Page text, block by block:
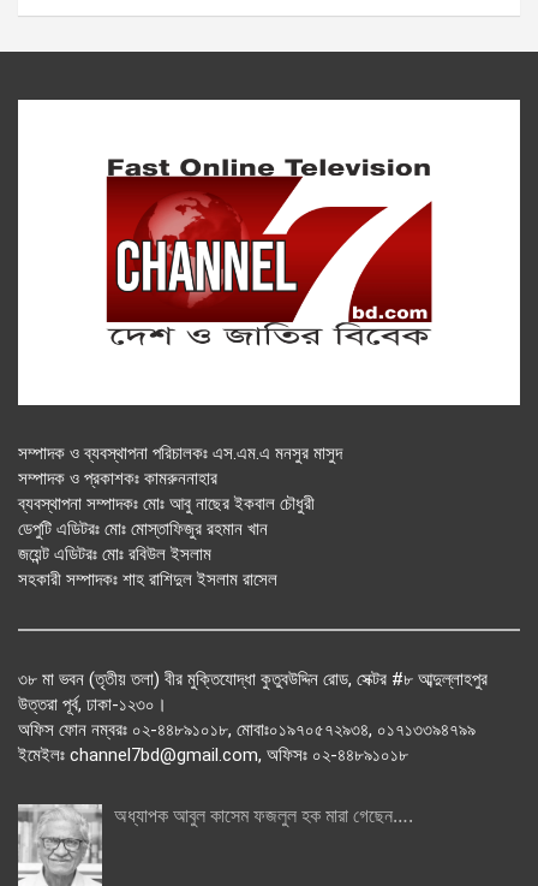
সম্পাদক ও ব্যবস্থাপনা পরিচালকঃ এস.এম.এ মনসুর মাসুদ
সম্পাদক ও প্রকাশকঃ কামরুননাহার
ব্যবস্থাপনা সম্পাদকঃ মোঃ আবু নাছের ইকবাল চৌধুরী
ডেপুটি এডিটরঃ মোঃ মোস্তাফিজুর রহমান খান
জয়েন্ট এডিটরঃ মোঃ রবিউল ইসলাম
সহকারী সম্পাদকঃ শাহ রাশিদুল ইসলাম রাসেল
৩৮ মা ভবন (তৃতীয় তলা) বীর মুক্তিযোদ্ধা কুতুবউদ্দিন রোড, সেক্টর #৮ আব্দুল্লাহপুর
উত্তরা পূর্ব, ঢাকা-১২৩০।
অফিস ফোন নম্বরঃ ০২-৪৪৮৯১০১৮, মোবাঃ০১৯৭০৫৭২৯৩৪, ০১৭১৩৩৯৪৭৯৯
ইমেইলঃ channel7bd@gmail.com, অফিসঃ ০২-৪৪৮৯১০১৮
অধ্যাপক আবুল কাসেম ফজলুল হক মারা গেছেন….